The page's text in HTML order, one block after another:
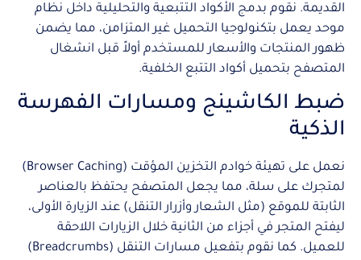
القديمة. نقوم بدمج الأكواد التتبعية والتحليلية داخل نظام
موحد يعمل بتكنولوجيا التحميل غير المتزامن، مما يضمن
ظهور المنتجات والأسعار للمستخدم أولاً قبل انشغال
المتصفح بتحميل أكواد التتبع الخلفية.
ضبط الكاشينج ومسارات الفهرسة
الذكية
نعمل على تهيئة خوادم التخزين المؤقت (Browser Caching)
لمتجرك على سلة، مما يجعل المتصفح يحتفظ بالعناصر
الثابتة للموقع (مثل الشعار وأزرار التنقل) عند الزيارة الأولى،
ليفتح المتجر في أجزاء من الثانية خلال الزيارات اللاحقة
للعميل. كما نقوم بتفعيل مسارات التنقل (Breadcrumbs)